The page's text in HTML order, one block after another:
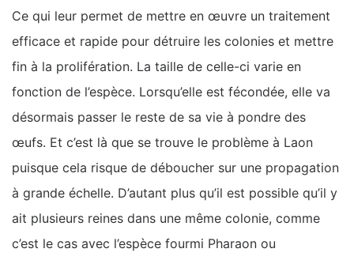
Ce qui leur permet de mettre en œuvre un traitement
efficace et rapide pour détruire les colonies et mettre
fin à la prolifération. La taille de celle-ci varie en
fonction de l’espèce. Lorsqu’elle est fécondée, elle va
désormais passer le reste de sa vie à pondre des
œufs. Et c’est là que se trouve le problème à Laon
puisque cela risque de déboucher sur une propagation
à grande échelle. D’autant plus qu’il est possible qu’il y
ait plusieurs reines dans une même colonie, comme
c’est le cas avec l’espèce fourmi Pharaon ou